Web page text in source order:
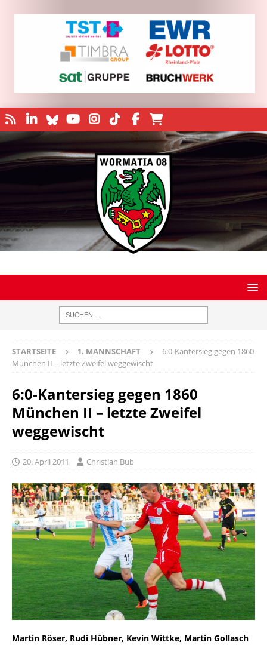
STARTSEITE 1. MANNSCHAFT
6:0-Kantersieg gegen 1860
München II – letzte Zweifel weggewischt
6:0-Kantersieg gegen 1860
München II – letzte Zweifel
weggewischt
20. April 2011 Christian Bub
Martin Röser, Rudi Hübner, Kevin Wittke, Martin Gollasch